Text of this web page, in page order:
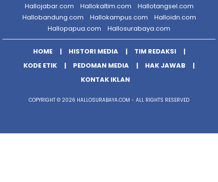
Hallojabar.com
Hallokaltim.com
Hallotangsel.com
Hallobandung.com
Hallokampus.com
Halloidn.com
Hallopapua.com
Hallosurabaya.com
HOME HISTORI MEDIA
TIM REDAKSI
KODE ETIK
PEDOMAN MEDIA
HAK JAWAB
KONTAK IKLAN
COPYRIGHT © 2026 HALLOSURABAYA.COM - ALL RIGHTS RESERVED